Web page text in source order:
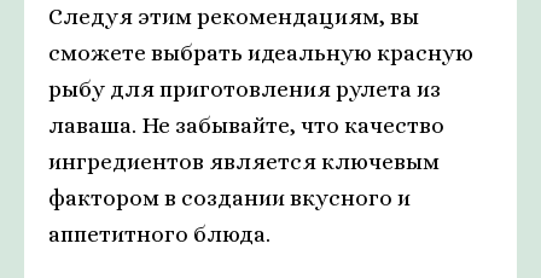
Следуя этим рекомендациям, вы
сможете выбрать идеальную красную
рыбу для приготовления рулета из
лаваша. Не забывайте, что качество
ингредиентов является ключевым
фактором в создании вкусного и
аппетитного блюда.